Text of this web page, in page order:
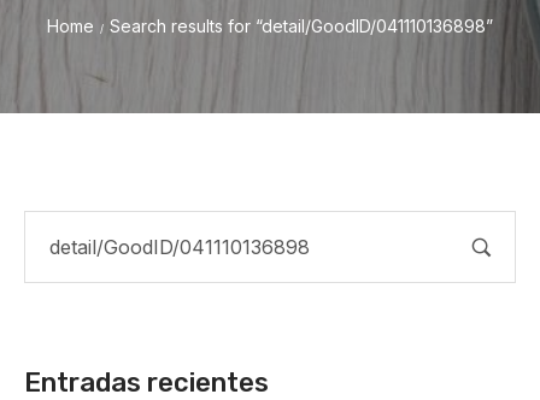
Home / Search results for “detail/GoodID/041110136898”
Entradas recientes